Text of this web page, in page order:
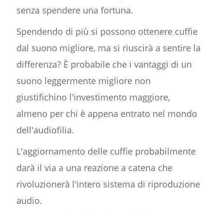
senza spendere una fortuna.
Spendendo di più si possono ottenere cuffie
dal suono migliore, ma si riuscirà a sentire la
differenza? È probabile che i vantaggi di un
suono leggermente migliore non
giustifichino l'investimento maggiore,
almeno per chi è appena entrato nel mondo
dell'audiofilia.
L'aggiornamento delle cuffie probabilmente
darà il via a una reazione a catena che
rivoluzionerà l'intero sistema di riproduzione
audio.